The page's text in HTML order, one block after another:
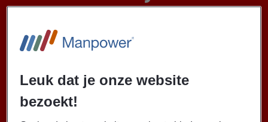
Schenker
binnen Europa per vrachtwagen, trein, boot of vliegtuig.
Leuk dat je onze website
bezoekt!